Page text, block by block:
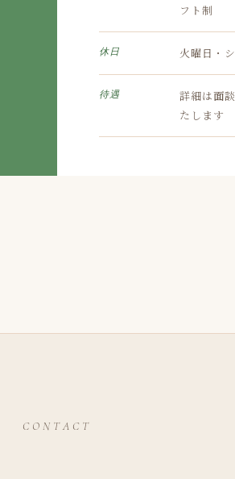
フト制
休日 火曜日・
待遇
詳細は面
たします
CONTACT